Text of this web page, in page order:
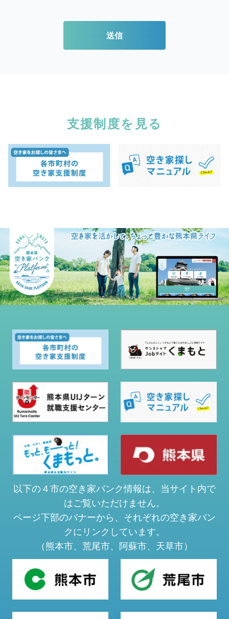
送信
支援制度を見る
以下の４市の空き家バンク情報は、当サイト内で
はご覧いただけません。
ページ下部のバナーから、それぞれの空き家バン
クにリンクしています。
（熊本市、荒尾市、阿蘇市、天草市）